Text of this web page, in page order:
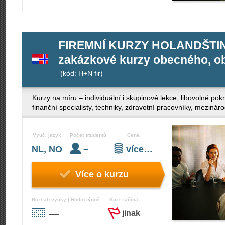
FIREMNÍ KURZY
zakázkové kurzy obecného,
(kód: H+N fir)
Kurzy na míru – individuální i skupinové lekce, libovolné
finanční specialisty, techniky, zdravotní pracovníky,
Vyuč. jazyk
NL, NO
Počet studentů
–
Cena
více…
Více o kurzu
Rozsah výuky | Hodin týdně
—
Kurz začíná
jinak